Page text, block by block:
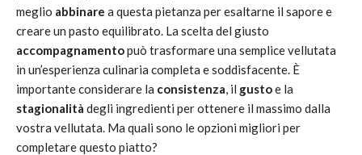
meglio abbinare a questa pietanza per esaltarne il sapore e
creare un pasto equilibrato. La scelta del giusto
accompagnamentopuò trasformare una semplice vellutata
in un’esperienza culinaria completa e soddisfacente. È
importante considerare la consistenza, il gustoe la
stagionalità degli ingredienti per ottenere il massimo dalla
vostra vellutata. Ma quali sono le opzioni migliori per
completare questo piatto?